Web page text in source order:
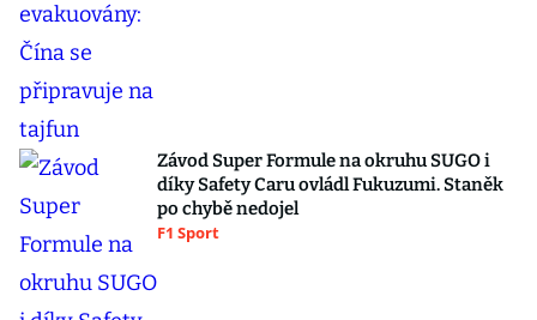
Závod Super Formule na okruhu SUGO i
díky Safety Caru ovládl Fukuzumi. Staněk
po chybě nedojel
F1 Sport